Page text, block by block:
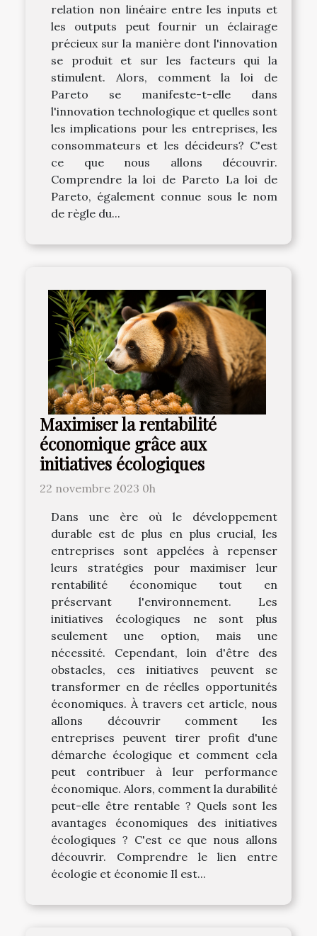
relation non linéaire entre les inputs et
les outputs peut fournir un éclairage
précieux sur la manière dont l'innovation
se produit et sur les facteurs qui la
stimulent. Alors, comment la loi de
Pareto se manifeste-t-elle dans
l'innovation technologique et quelles sont
les implications pour les entreprises, les
consommateurs et les décideurs? C'est
ce que nous allons découvrir.
Comprendre la loi de Pareto La loi de
Pareto, également connue sous le nom
de règle du...
Maximiser la rentabilité
économique grâce aux
initiatives écologiques
22 novembre 2023 0h
Dans une ère où le développement
durable est de plus en plus crucial, les
entreprises sont appelées à repenser
leurs stratégies pour maximiser leur
rentabilité économique tout en
préservant l'environnement. Les
initiatives écologiques ne sont plus
seulement une option, mais une
nécessité. Cependant, loin d'être des
obstacles, ces initiatives peuvent se
transformer en de réelles opportunités
économiques. À travers cet article, nous
allons découvrir comment les
entreprises peuvent tirer profit d'une
démarche écologique et comment cela
peut contribuer à leur performance
économique. Alors, comment la durabilité
peut-elle être rentable ? Quels sont les
avantages économiques des initiatives
écologiques ? C'est ce que nous allons
découvrir. Comprendre le lien entre
écologie et économie Il est...